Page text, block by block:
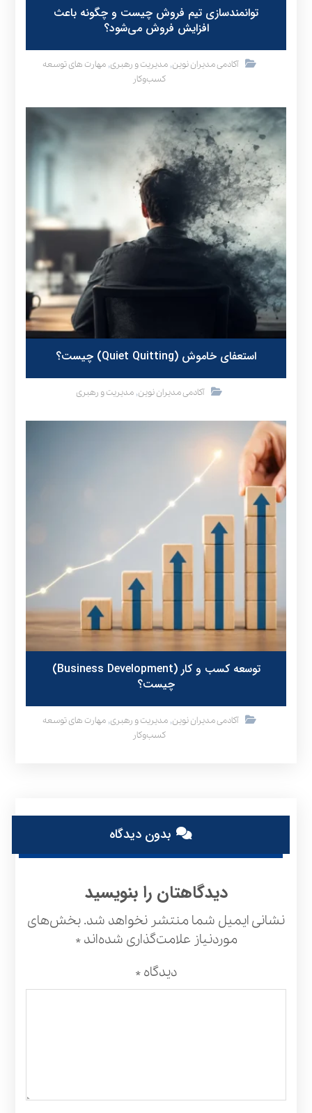
توانمندسازی تیم فروش چیست و چگونه باعث
افزایش فروش می‌شود؟
آکادمی مدیران نوین,مدیریت و رهبری,مهارت های توسعه
کسب‌وکار
استعفای خاموش (Quiet Quitting) چیست؟
آکادمی مدیران نوین, مدیریت و رهبری
توسعه کسب و کار (Business Development)
چیست؟
آکادمی مدیران نوین,مدیریت و رهبری,مهارت های توسعه
کسب‌وکار
بدون دیدگاه
دیدگاهتان را بنویسید
نشانی ایمیل شما منتشر نخواهد شد.بخش‌های
موردنیاز علامت‌گذاری شده‌اند*
دیدگاه*